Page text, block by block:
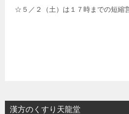
☆５／２（土）は１７時までの短縮
漢方のくすり天龍堂